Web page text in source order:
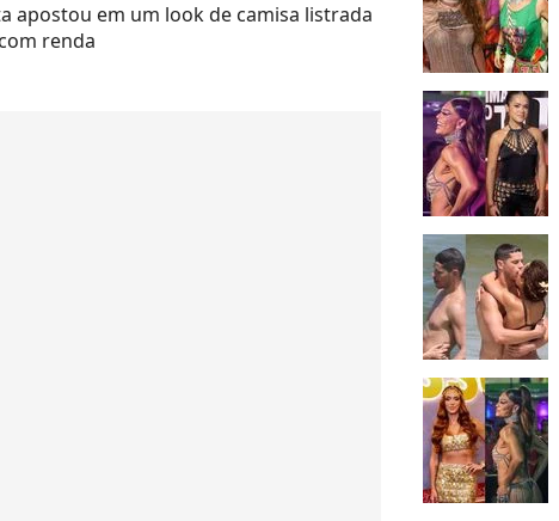
apostou em um look de camisa listrada
renda